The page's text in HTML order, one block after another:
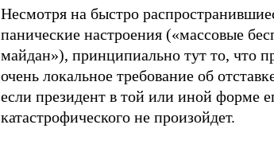
Несмотря на быстро
панические настроения («массовые
майдан»), принципиально тут то, что
очень локальное требование об
если президент в той или иной форме
катастрофического не произойдет.